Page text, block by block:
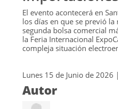
El evento acontecerá en
los días en que se previó la
segunda bolsa comercial
la Feria Internacional
compleja situación
Lunes 15 de Junio de
Autor